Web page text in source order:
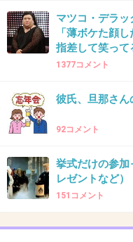
クパッカーだけど
ら私だったら、プ
時間とお金の無駄
37. 匿名2015/07/23(木) 08:39:31
17万なんて私の総
マツコ・デラッ
「薄ボケた顔
指差して笑って
1377コメント
彼氏、旦那さん
92コメント
挙式だけの参
レゼントなど）
151コメント